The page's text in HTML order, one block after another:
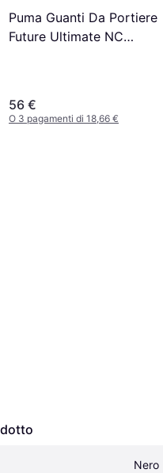
Puma Guanti Da Portiere
Future Ultimate NC
56 €
O 3 pagamenti di 18,66 €
Nero